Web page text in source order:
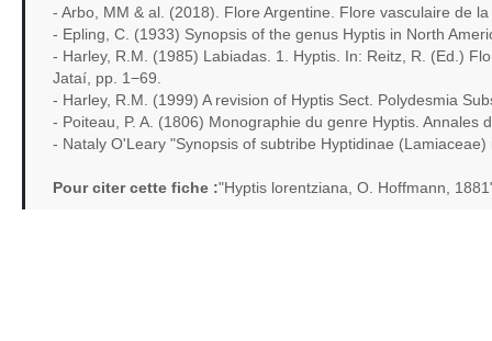
- Arbo, MM & al. (2018). Flore Argentine. Flore vasculaire de
- Epling, C. (1933) Synopsis of the genus Hyptis in North
- Harley, R.M. (1985) Labiadas. 1. Hyptis. In: Reitz, R. (Ed.)
Jataí, pp. 1−69.
- Harley, R.M. (1999) A revision of Hyptis Sect. Polydesmia
- Poiteau, P. A. (1806) Monographie du genre Hyptis. Annales
- Nataly O'Leary "Synopsis of subtribe Hyptidinae
Pour citer cette fiche :"Hyptis lorentziana, O. Hoffmann,